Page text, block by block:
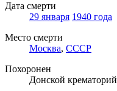
Дата смерти
29 января 1940 года
Место смерти
Москва, СССР
Похоронен
Донской крематорий